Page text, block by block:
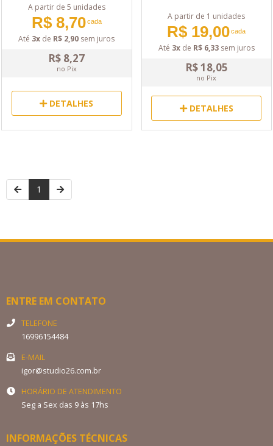
A partir de 5 unidades
R$ 8,70cada
Até 3x de R$ 2,90 sem juros
R$ 8,27
no Pix
DETALHES
A partir de 1 unidades
R$ 19,00cada
Até 3xde R$ 6,33sem juros
R$ 18,05
no Pix
DETALHES
1
ENTRE EM CONTATO
TELEFONE
16996154484
E-MAIL
igor@studio26.com.br
HORÁRIO DE ATENDIMENTO
Seg a Sex das 9 às 17hs
INFORMAÇÕES TÉCNICAS